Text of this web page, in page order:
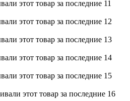
этот товар за последние 11
этот товар за последние 12
этот товар за последние 13
этот товар за последние 14
этот товар за последние 15
этот товар за последние 16